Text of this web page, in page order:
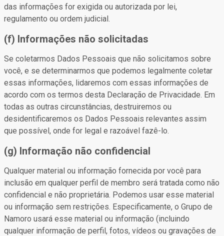
das informações for exigida ou autorizada por lei,
regulamento ou ordem judicial.
(f) Informações não solicitadas
Se coletarmos Dados Pessoais que não solicitamos sobre
você, e se determinarmos que podemos legalmente coletar
essas informações, lidaremos com essas informações de
acordo com os termos desta Declaração de Privacidade. Em
todas as outras circunstâncias, destruiremos ou
desidentificaremos os Dados Pessoais relevantes assim
que possível, onde for legal e razoável fazê-lo.
(g) Informação não confidencial
Qualquer material ou informação fornecida por você para
inclusão em qualquer perfil de membro será tratada como não
confidencial e não proprietária. Podemos usar esse material
ou informação sem restrições. Especificamente, o Grupo de
Namoro usará esse material ou informação (incluindo
qualquer informação de perfil, fotos, vídeos ou gravações de